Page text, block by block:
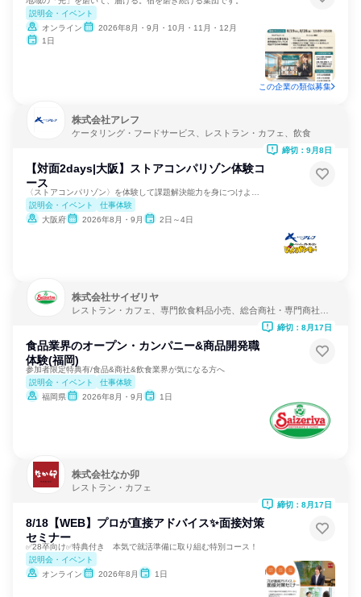
説明会・イベント
オンライン
2026年8月・9月・10月・11月・12月
1日
この企業の類似募集
株式会社アレフ
ケータリング・フードサービス、レストラン・カフェ、飲食
【対面2days|大阪】ストアコンパリゾン体験コ
ース
説明会・イベント
仕事体験
大阪府
2026年8月・9月 2日～4日
締切：9月8日
株式会社サイゼリヤ
レストラン・カフェ、専門飲食料品小売、総合商社・専門商社・
食品業界のオープン・カンパニー&商品開発職
体験(福岡)
参加者限定特典有/食品&商社&飲食業界が気になる方へ
説明会・イベント
仕事体験
福岡県
2026年8月・9月 1日
締切：8月17日
株式会社なか卯
レストラン・カフェ
8/18【WEB】プロが直接アドバイス✨面接対策
セミナー
✅28卒向け✅特典付き 本気で就活準備に取り組む特別コース！
説明会・イベント
オンライン
2026年8月 1日
締切：8月17日